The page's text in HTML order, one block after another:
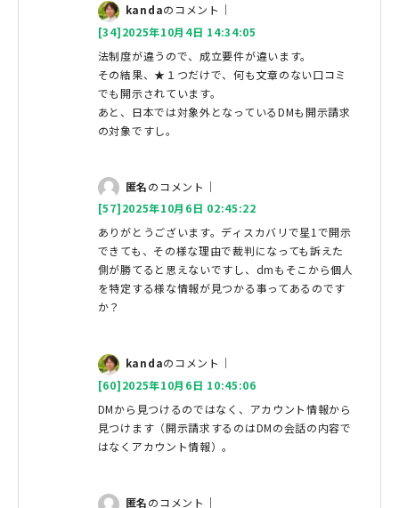
kandaのコメント｜
[34]2025年10月4日 14:34:05
法制度が違うので、成立要件が違います。
その結果、★１つだけで、何も文章のない口コミ
でも開示されています。
あと、日本では対象外となっているDMも開示請求
の対象ですし。
匿名のコメント｜
[57]2025年10月6日 02:45:22
ありがとうございます。ディスカバリで星1で開示
できても、その様な理由で裁判になっても訴えた
側が勝てると思えないですし、dmもそこから個人
を特定する様な情報が見つかる事ってあるのです
か？
kandaのコメント｜
[60]2025年10月6日 10:45:06
DMから見つけるのではなく、アカウント情報から
見つけます（開示請求するのはDMの会話の内容で
はなくアカウント情報）。
匿名のコメント｜